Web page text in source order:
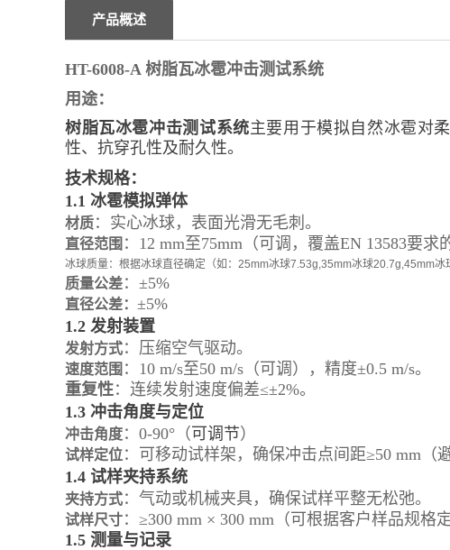
产品概述
HT-6008-A 树脂瓦冰雹冲击测试系统
用途：
树脂瓦冰雹冲击测试系统主要用于模拟自然冰雹对
性、抗穿孔性及耐久性。
技术规格：
1.1 冰雹模拟弹体
材质： 实心冰球， 表面光滑无毛刺。
直径范围 ：12 mm至75mm（可调，覆盖EN 13583要求
冰球质量：根据冰球直径确定（如：25mm冰球7.53g,35mm冰球20.7g,45mm冰
质量公差：±5%
直径公差： ±5%
1.2 发射装置
发射方式：压缩空气驱动。
速度范围 ：10 m/s至50 m/s（可调），精度±0.5 m/s。
重复性：连续发射速度偏差≤±2%。
1.3 冲击角度与定位
冲击角度：0-90°（ 可调节）
试样定位：可移动试样架，确保冲击点间距≥50 mm（
1.4 试样夹持系统
夹持方式：气动或机械夹具，确保试样平整无松弛。
试样尺寸：≥300 mm × 300 mm（可根据客户样品规格
1.5 测量与记录